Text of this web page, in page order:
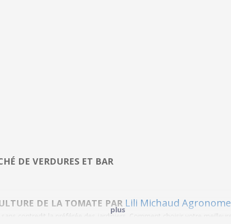
plus
DE VERDURES ET BAR
DE LA TOMATE PAR Lili Michaud Agronome
contredit la préférée des jardiniers. Comment choisir votre